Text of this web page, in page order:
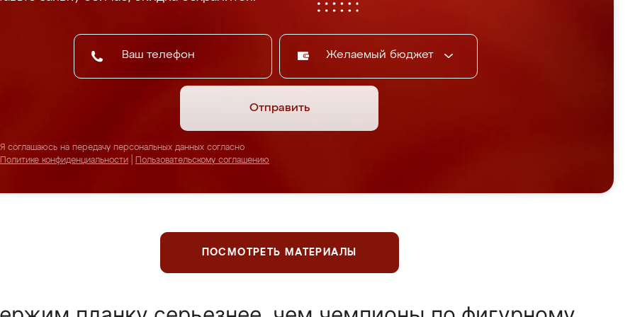
Желаемый бюджет
Отправить
Я соглашаюсь на передачу персональных данных согласно
Политике конфиденциальности
Пользовательскому соглашению
ПОСМОТРЕТЬ МАТЕРИАЛЫ